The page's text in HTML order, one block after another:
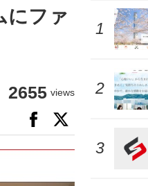
にファ
2655 views